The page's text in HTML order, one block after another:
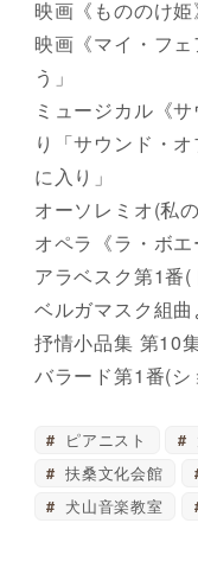
映画《もののけ姫
映画《マイ・フ
う」
ミュージカル《
り「サウンド・
に入り」
オーソレミオ(私
オペラ《ラ・ボ
アラベスク第1番
ベルガマスク組
抒情小品集 第10
バラード第1番(シ
ピアニスト
扶桑文化会館
犬山音楽教室